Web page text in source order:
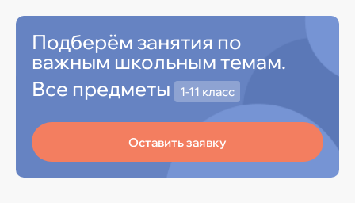
Подберём занятия по
важным школьным темам.
Все предметы
1-11 класс
Оставить заявку